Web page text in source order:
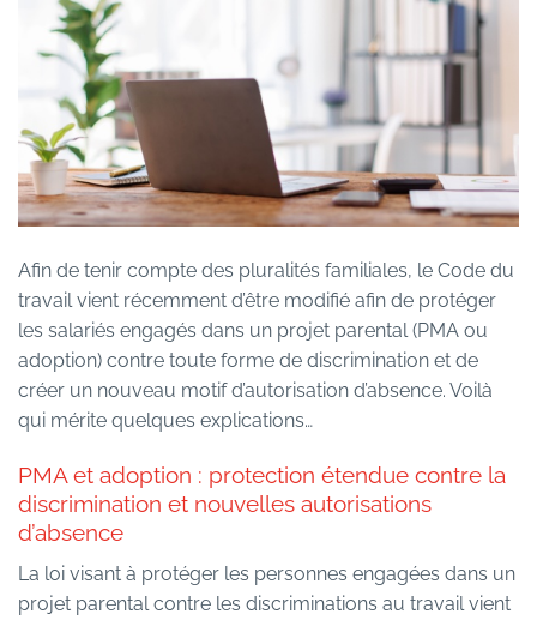
Afin de tenir compte des pluralités familiales, le Code du
travail vient récemment d’être modifié afin de protéger
les salariés engagés dans un projet parental (PMA ou
adoption) contre toute forme de discrimination et de
créer un nouveau motif d’autorisation d’absence. Voilà
qui mérite quelques explications…
PMA et adoption : protection étendue contre la
discrimination et nouvelles autorisations
d’absence
La loi visant à protéger les personnes engagées dans un
projet parental contre les discriminations au travail vient